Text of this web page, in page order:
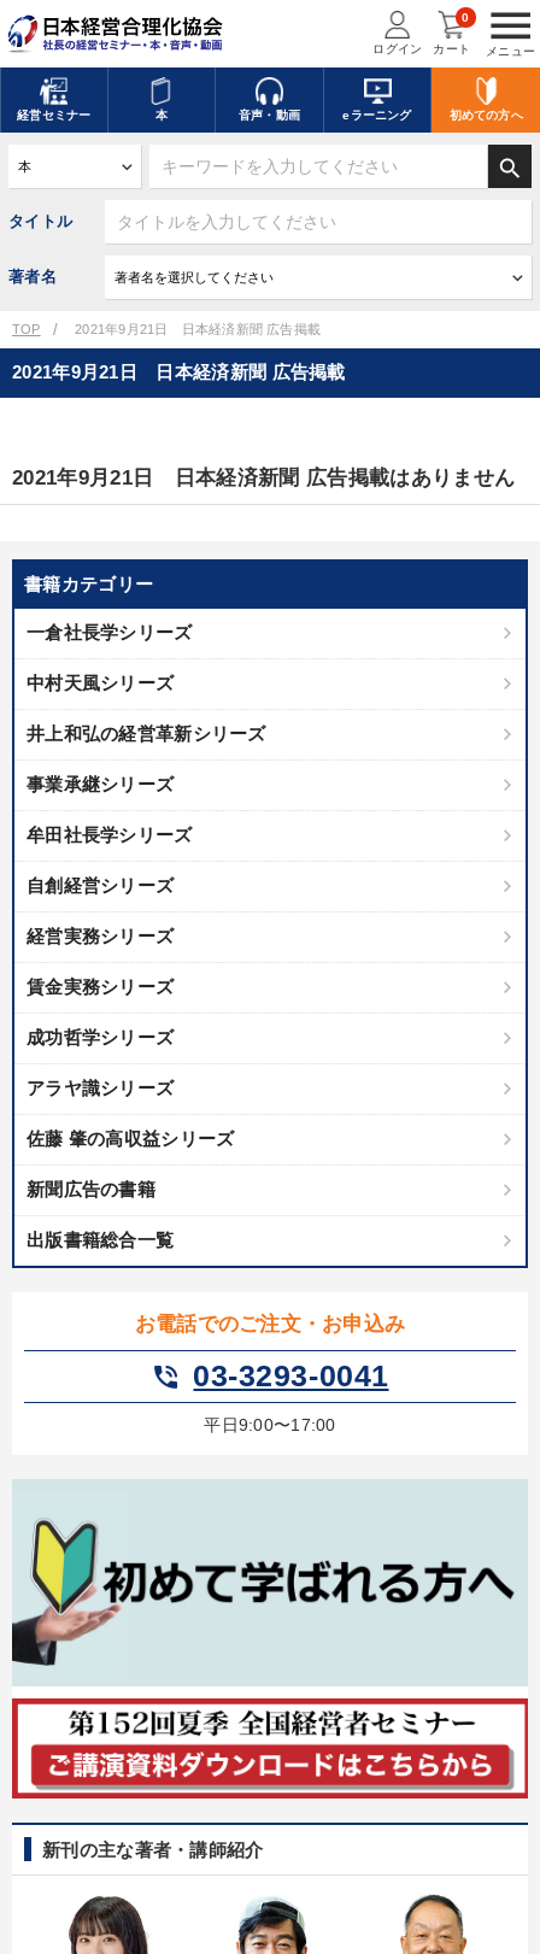
menu
メニュー
ログイン カート
0
経営セミナー 本 音声・動画 eラーニング 初めての方へ
search
タイトル
著者名
TOP 2021年9月21日 日本経済新聞 広告掲載
書籍カテゴリー
一倉社長学シリーズ
中村天風シリーズ
井上和弘の経営革新シリーズ
事業承継シリーズ
牟田社長学シリーズ
自創経営シリーズ
経営実務シリーズ
賃金実務シリーズ
成功哲学シリーズ
アラヤ識シリーズ
佐藤 肇の高収益シリーズ
新聞広告の書籍
出版書籍総合一覧
お電話でのご注文・お申込み
phone_in_talk 03-3293-0041
平日9:00〜17:00
新刊の主な著者・講師紹介
2021年9月21日 日本経済新聞 広告掲載
2021年9月21日 日本経済新聞 広告掲載はありません